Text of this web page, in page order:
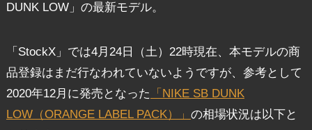
DUNK LOW」の最新モデル。
「StockX」では4月24日（土）22時現在、本モデルの商
品登録はまだ行なわれていないようですが、参考として
2020年12月に発売となった
「NIKE SB DUNK
LOW（ORANGE LABEL PACK）」 の相場状況は以下と